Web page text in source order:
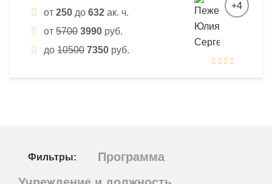
от 250 до 632 ак. ч.
от 5700 3990 руб.
до 10500 7350 руб.
+4
Фильтры:
Программа